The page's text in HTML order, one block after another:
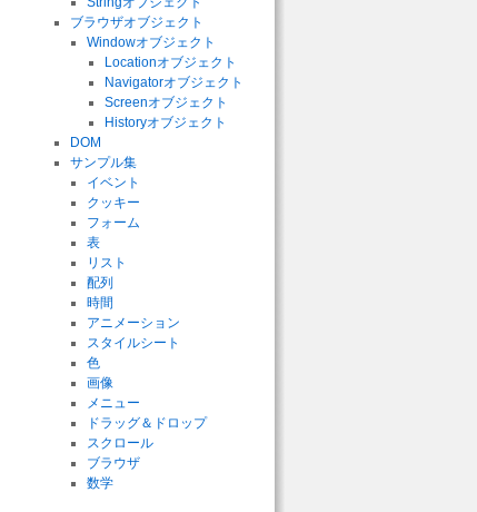
ブラウザオブジェクト
Windowオブジェクト
Locationオブジェクト
Navigatorオブジェクト
Screenオブジェクト
Historyオブジェクト
DOM
サンプル集
イベント
クッキー
フォーム
表
リスト
配列
時間
アニメーション
スタイルシート
色
画像
メニュー
ドラッグ＆ドロップ
スクロール
ブラウザ
数学